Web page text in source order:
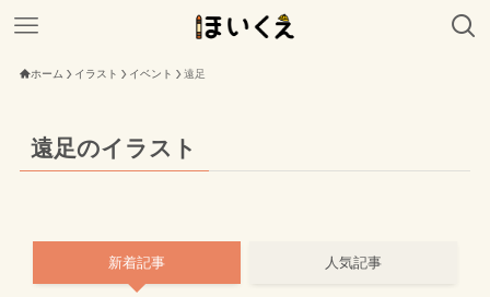
ホーム イラスト イベント 遠足
遠足のイラスト
新着記事 人気記事